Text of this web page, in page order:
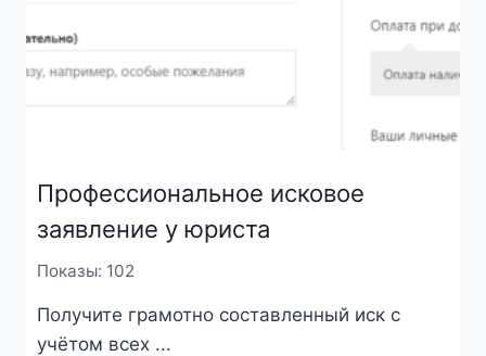
Профессиональное исковое
заявление у юриста
Показы: 102
Получите грамотно составленный иск с
учётом всех ...